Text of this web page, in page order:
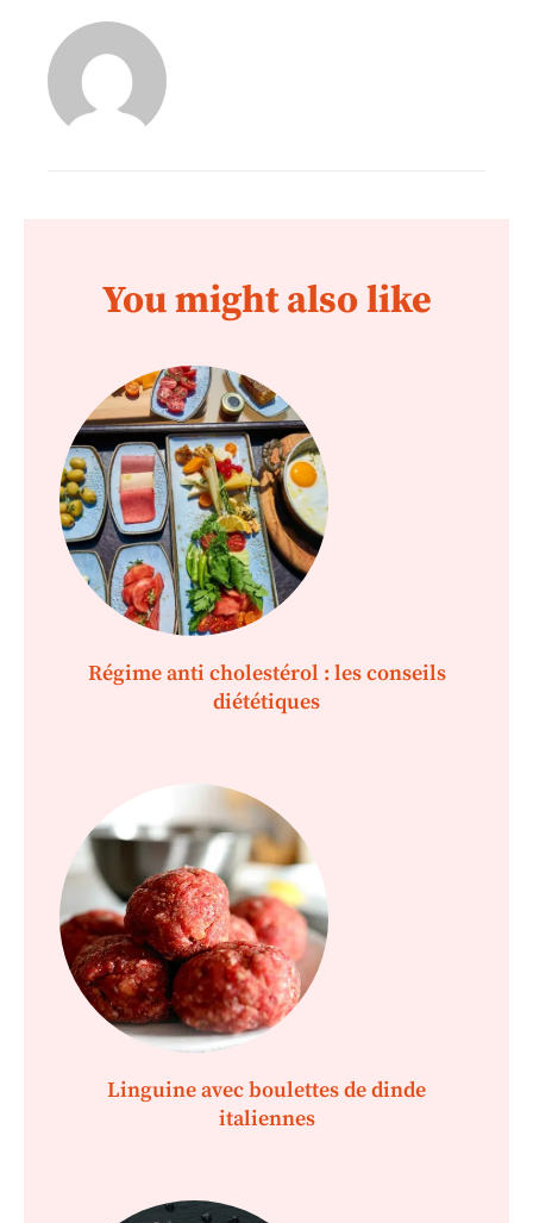
You might also like
Régime anti cholestérol : les conseils
diététiques
Linguine avec boulettes de dinde
italiennes